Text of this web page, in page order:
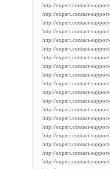
http://expert.contact-
http://expert.contact-
http://expert.contact-
http://expert.contact-
http://expert.contact-
http://expert.contact-
http://expert.contact-
http://expert.contact-
http://expert.contact-
http://expert.contact-
http://expert.contact-
http://expert.contact-
http://expert.contact-
http://expert.contact-
http://expert.contact-
http://expert.contact-
http://expert.contact-
http://expert.contact-
http://expert.contact-